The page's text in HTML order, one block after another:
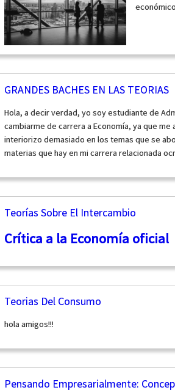
GRANDES BACHES EN LAS TEORIAS
Hola, a decir verdad, yo soy estudiante de
cambiarme de carrera a Economía, ya que
interiorizo demasiado en los temas que se
materias que hay en mi carrera relacionada
Teorías Sobre El Intercambio
Crítica a la Economía oficial
Teorias Del Consumo
hola amigos!!!
Pensando Empresarialmente: